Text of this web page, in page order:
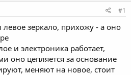
#1
зеркало, прихожу - а оно
и электроника работает,
оно цепляется за основание
меняют на новое, стоит